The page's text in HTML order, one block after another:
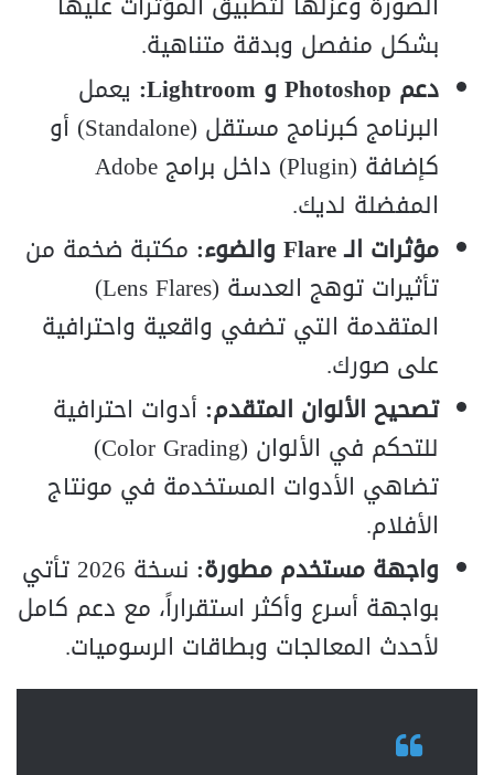
بشكل منفصل وبدقة متناهية.
دعم Photoshop و Lightroom:
يعمل
البرنامج كبرنامج مستقل (Standalone) أو
كإضافة (Plugin) داخل برامج Adobe
المفضلة لديك.
مؤثرات الـ Flare والضوء:
مكتبة ضخمة من
تأثيرات توهج العدسة (Lens Flares)
المتقدمة التي تضفي واقعية واحترافية
على صورك.
تصحيح الألوان المتقدم: أدوات احترافية
للتحكم في الألوان (Color Grading)
تضاهي الأدوات المستخدمة في مونتاج
الأفلام.
واجهة مستخدم مطورة:
نسخة 2026 تأتي
بواجهة أسرع وأكثر استقراراً، مع دعم كامل
لأحدث المعالجات وبطاقات الرسوميات.